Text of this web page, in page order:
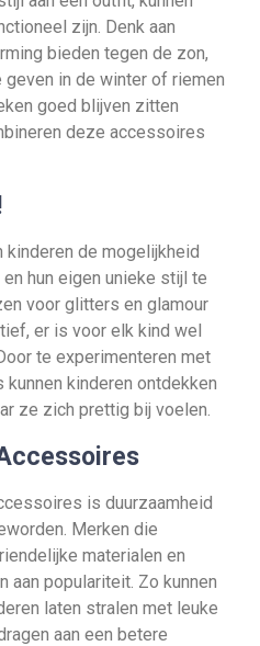
zijn. Denk aan
bieden tegen de zon,
in de winter of riemen
goed blijven zitten
deze accessoires
de mogelijkheid
hun eigen unieke stijl te
voor glitters en glamour
er is voor elk kind wel
te experimenteren met
kinderen ontdekken
ze zich prettig bij voelen.
is duurzaamheid
Merken die
materialen en
aan populariteit. Zo kunnen
laten stralen met leuke
aan een betere